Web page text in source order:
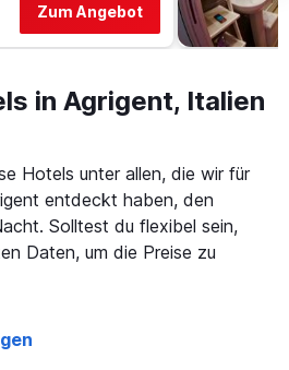
Zum Angebot
in Agrigent, Italien
Hotels unter allen, die wir für
entdeckt haben, den
Solltest du flexibel sein,
Daten, um die Preise zu